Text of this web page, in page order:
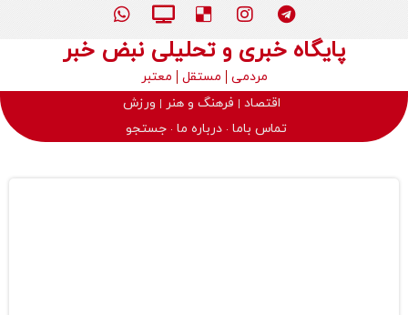
پایگاه خبری و تحلیلی نبض خبر
مردمی مستقل
معتبر
اقتصاد
فرهنگ و هنر
ورزش
تماس باما درباره ما جستجو